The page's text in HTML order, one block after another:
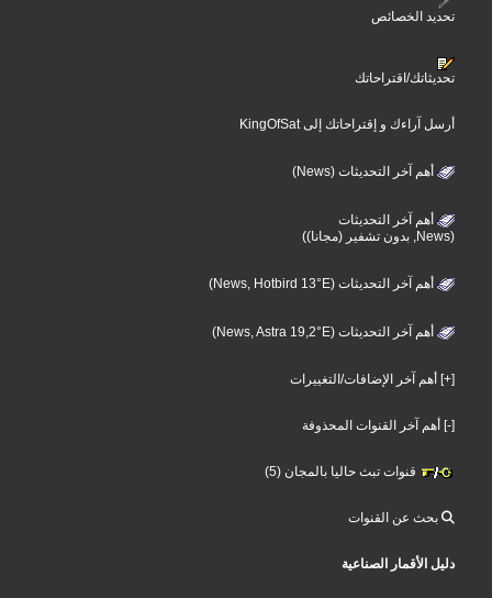
تحديد الخصائص
تحديثاتك/اقتراحاتك
أرسل آراءك و إقتراحاتك إلى KingOfSat
أهم آخر التحديثات (News)
أهم آخر التحديثات
(News, بدون تشفير (مجانا))
أهم آخر التحديثات (News, Hotbird 13°E)
أهم آخر التحديثات (News, Astra 19,2°E)
[+] أهم آخر الإضافات/التغييرات
[-] أهم آخر القنوات المحذوفة
قنوات تبث حاليا بالمجان (5)
بحث عن القنوات
دليل الأقمار الصناعية